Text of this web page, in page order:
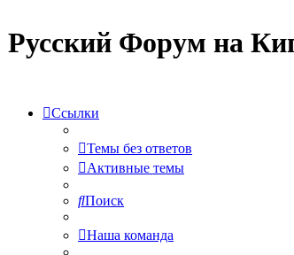
Русский Форум на
Ссылки
Темы без ответов
Активные темы
Поиск
Наша команда